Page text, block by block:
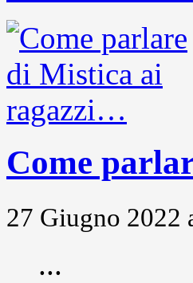
Come
27 Giugno 2022
...